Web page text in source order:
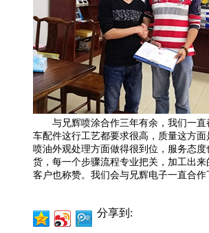
与兄辉喷涂合作三年有余，我们一直
车配件这行工艺都要求很高，质量这方
喷油外观处理方面做得很到位，服务态
货，每一个步骤流程专业把关，加工出来
客户也称赞。我们会与兄辉电子一直合作
分享到: